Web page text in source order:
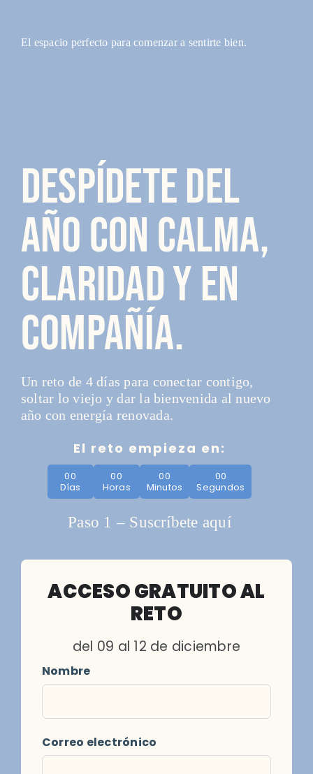
contenido
El espacio perfecto para comenzar a sentirte bien.
Despídete del
año con calma,
claridad y en
compañía.
Un reto de 4 días para conectar contigo,
soltar lo viejo y dar la bienvenida al nuevo
año con energía renovada.
El reto empieza en:
00
Días
00
Horas
00
Minutos
00
Segundos
Paso 1 – Suscríbete aquí
ACCESO GRATUITO AL
RETO
del 09 al 12 de diciembre
Nombre
Correo electrónico